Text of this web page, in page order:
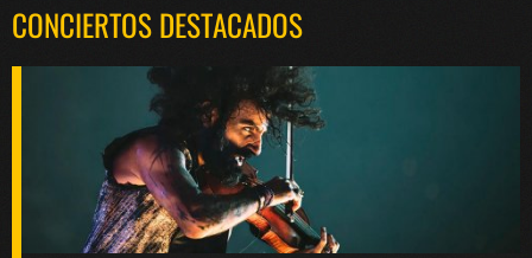
CONCIERTOS DESTACADOS